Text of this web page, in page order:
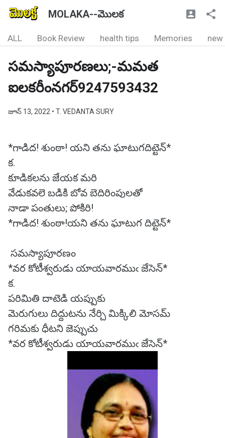
MOLAKA--మొలక
ALL Book Review health tips Memories new
సమస్యాపూరణలు;-మమత
ఐలకరీంనగర్9247593432
జూన్ 13, 2022 • T. VEDANTA SURY
*గాడిద! శుంఠా! యని తను ఘాటుగదిట్టెన్*
క.
కూడికలను జేయక మ‌రి
వేడుకవ‌లె బడికి బోవ బెది‌రింపులతో
నాడా పంతులు; పోకిరి!
*గాడిద! శుంఠా!యని తను ఘాటుగ దిట్టెన్*
సమస్యాపూరణం
*వర కోటీశ్వరుడు యాయవారముఁ జేసెన్*
క.
పరిమితి దాటెడి యప్పుకు
మెరుగులు దిద్దుటను నేర్చి మిక్కిలి మోసమ్
గరిమకు ధీటని జెప్పుచు
*వర కోటీశ్వరుడు యాయవారముఁ జేసెన్*